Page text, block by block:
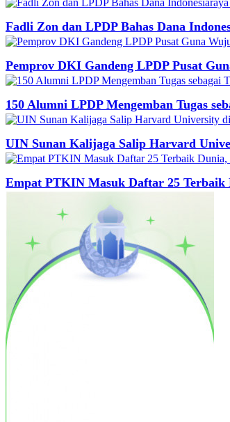
Fadli Zon dan LPDP Bahas Dana
Pemprov DKI Gandeng LPDP Pusat
150 Alumni LPDP Mengemban Tugas
UIN Sunan Kalijaga Salip Harvard
Empat PTKIN Masuk Daftar 25